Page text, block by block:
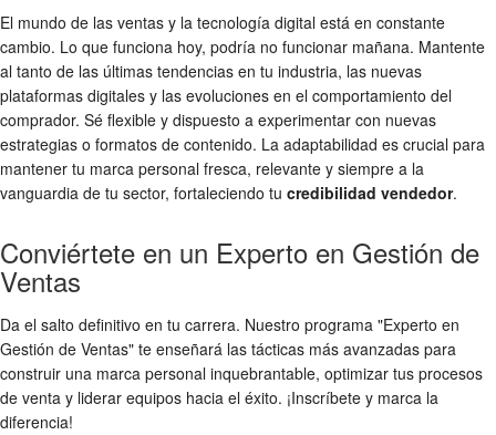
El mundo de las ventas y la tecnología digital está en constante
cambio. Lo que funciona hoy, podría no funcionar mañana. Mantente
al tanto de las últimas tendencias en tu industria, las nuevas
plataformas digitales y las evoluciones en el comportamiento del
comprador. Sé flexible y dispuesto a experimentar con nuevas
estrategias o formatos de contenido. La adaptabilidad es crucial para
mantener tu marca personal fresca, relevante y siempre a la
vanguardia de tu sector, fortaleciendo tu credibilidad vendedor.
Conviértete en un Experto en Gestión de
Ventas
Da el salto definitivo en tu carrera. Nuestro programa "Experto en
Gestión de Ventas" te enseñará las tácticas más avanzadas para
construir una marca personal inquebrantable, optimizar tus procesos
de venta y liderar equipos hacia el éxito. ¡Inscríbete y marca la
diferencia!